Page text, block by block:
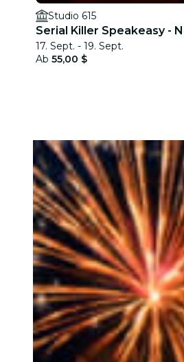
Studio 615
Serial Killer Speakeasy -
17. Sept. - 19. Sept.
Ab 55,00 $